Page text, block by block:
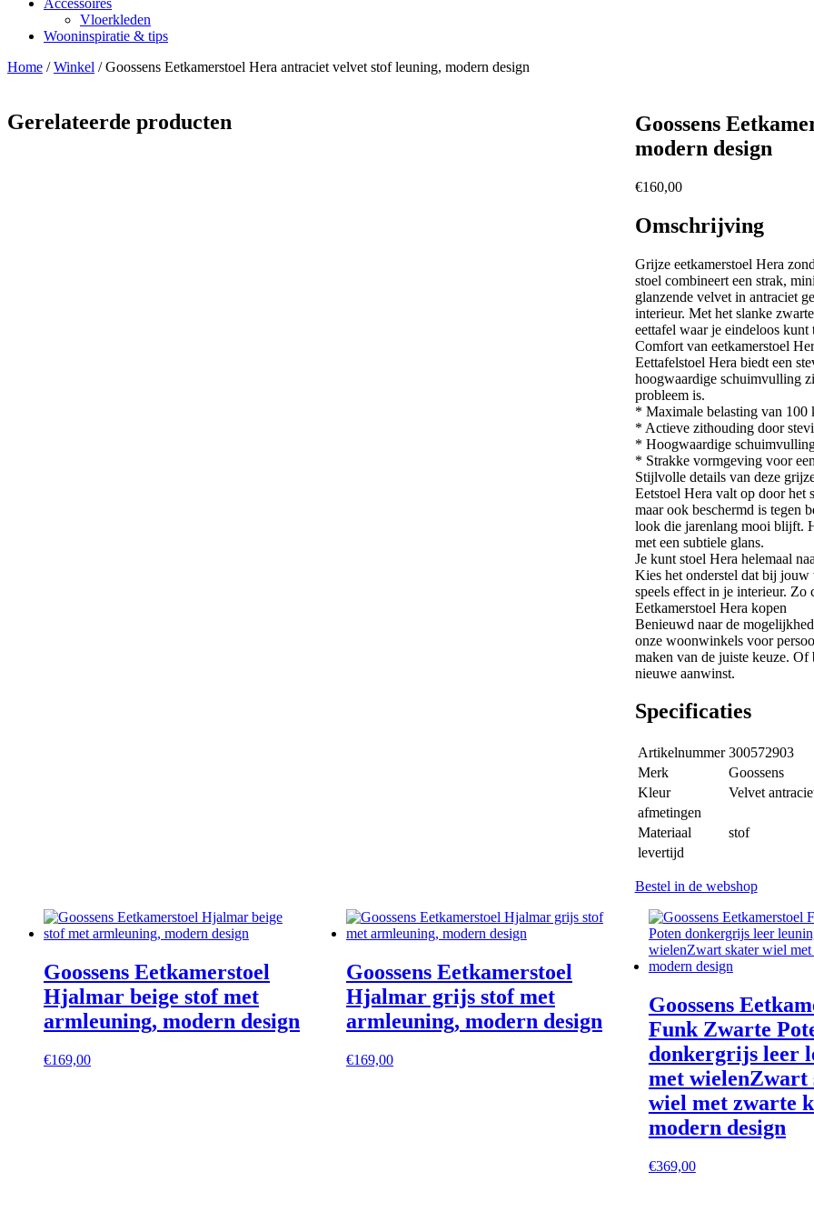
Accessoires
Vloerkleden
Wooninspiratie & tips
Home /Winkel /Goossens Eetkamerstoel Hera antraciet velvet stof leuning, modern design
Goossens
modern design
€160,00
Omschrijving
Grijze eetkamerstoel Hera
stoel combineert een strak,
glanzende velvet in antraciet
interieur. Met het slanke
eettafel waar je eindeloos
Comfort van eetkamerstoel
Eettafelstoel Hera biedt een
hoogwaardige schuimvulling
probleem is.
* Maximale belasting van 100
* Actieve zithouding door
* Hoogwaardige
* Strakke vormgeving voor
Stijlvolle details van deze
Eetstoel Hera valt op door het
maar ook beschermd is tegen
look die jarenlang mooi blijft.
met een subtiele glans.
Je kunt stoel Hera helemaal
Kies het onderstel dat bij jouw
speels effect in je interieur. Zo
Eetkamerstoel Hera kopen
Benieuwd naar de
onze woonwinkels voor
maken van de juiste keuze.
nieuwe aanwinst.
Specificaties
Artikelnummer 300572903
Merk
Goossens
Kleur
Velvet
afmetingen
Materiaal
stof
levertijd
Bestel in de webshop
Gerelateerde producten
Goossens Eetkamerstoel
Hjalmar beige stof met
armleuning, modern design
€169,00
Goossens Eetkamerstoel
Hjalmar grijs stof met
armleuning, modern design
€169,00
Goossens
Funk Zwarte
donkergrijs leer
met wielenZwart
wiel met zwarte
modern design
€369,00